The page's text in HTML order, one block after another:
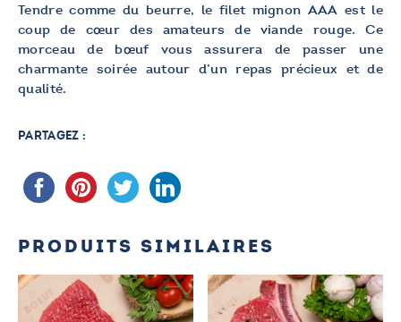
Tendre comme du beurre, le filet mignon AAA est le
coup de cœur des amateurs de viande rouge. Ce
morceau de bœuf vous assurera de passer une
charmante soirée autour d’un repas précieux et de
qualité.
PARTAGEZ :
PRODUITS SIMILAIRES